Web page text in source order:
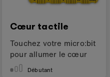
Cœur tactile
Touchez votre micro:bit
pour allumer le cœur
Débutant